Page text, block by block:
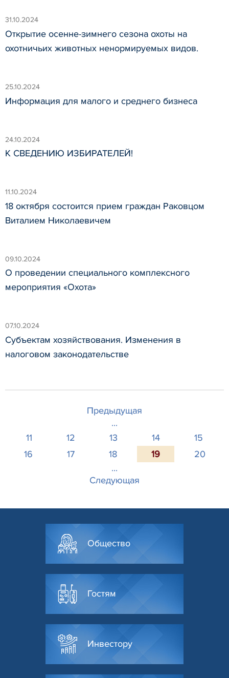
31.10.2024
Открытие осенне-зимнего сезона охоты на
охотничьих животных ненормируемых видов.
25.10.2024
Информация для малого и среднего бизнеса
24.10.2024
К СВЕДЕНИЮ ИЗБИРАТЕЛЕЙ!
11.10.2024
18 октября состоится прием граждан Раковцом
Виталием Николаевичем
09.10.2024
О проведении специального комплексного
мероприятия «Охота»
07.10.2024
Субъектам хозяйствования. Изменения в
налоговом законодательстве
Предыдущая
...
11
12 13 14
15
16
17 18 19
20
...
Следующая
Общество
Гостям
Инвестору